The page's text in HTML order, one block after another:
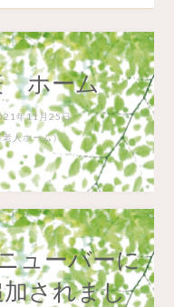
ホーム
年11月25日
人ホーム）
ューバーに
加されまし